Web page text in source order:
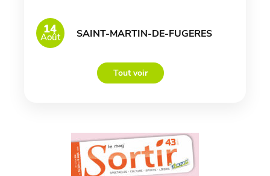
14
Août SAINT-MARTIN-DE-FUGERES
Tout voir